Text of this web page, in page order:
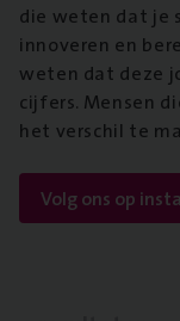
die weten dat je
innoveren en
weten dat deze
cijfers. Mensen
het verschil te
Volg ons op